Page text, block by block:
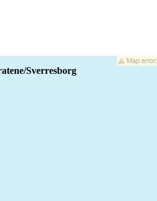
Sverresborg